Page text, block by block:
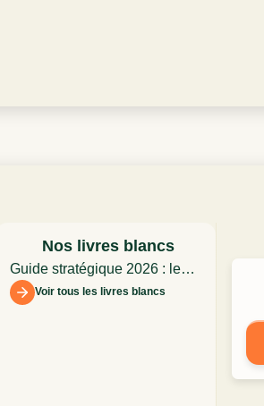
Nos livres blancs
Guide stratégique 2026 : les
assistants conversationnels
Voir tous les livres blancs